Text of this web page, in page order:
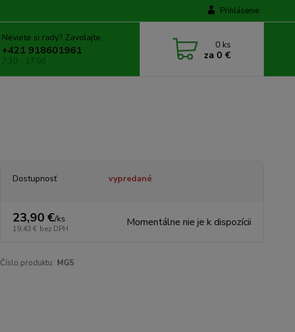
Prihlásenie
Neviete si rady? Zavolajte.
+421 918601961
7:30 - 17:00
0 ks
za 0 €
Dostupnosť vypredané
23,90 €/ks
19,43 € bez DPH Momentálne nie je k dispozícii
Číslo produktu: MG5